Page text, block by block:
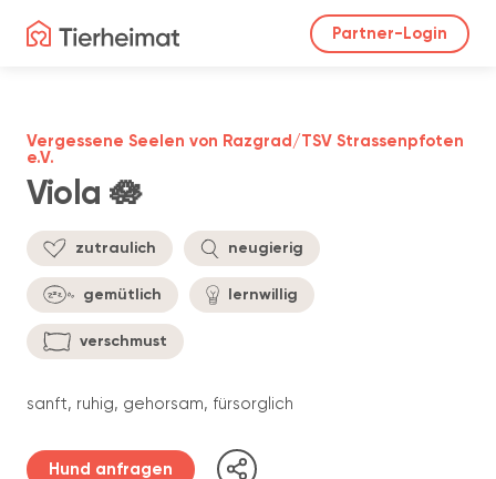
Partner-Login
Viola 🪷
Vergessene Seelen von Razgrad/TSV Strassenpfoten
e.V.
zutraulich neugierig
gemütlich lernwillig
verschmust
sanft, ruhig, gehorsam, fürsorglich
Hund anfragen